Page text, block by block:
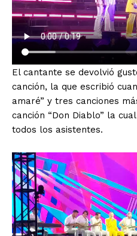
El cantante se devolvió
canción, la que escribió
amaré” y tres canciones
canción “Don Diablo” la
todos los asistentes.